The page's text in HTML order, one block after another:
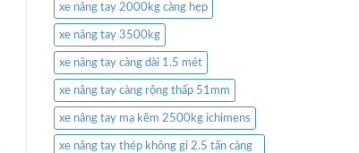
xe nâng tay 2000kg càng hẹp
xe nâng tay 3500kg
xe nâng tay càng dài 1.5 mét
xe nâng tay càng rộng thấp 51mm
xe nâng tay mạ kẽm 2500kg ichimens
xe nâng tay thép không gỉ 2.5 tấn càng